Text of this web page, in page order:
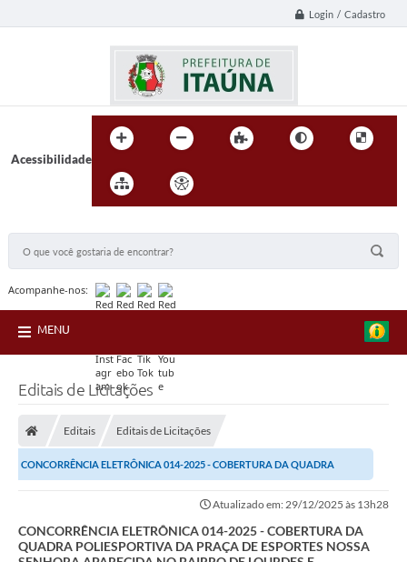
Login / Cadastro
Acessibilidade
Acompanhe-nos:
MENU
Editais de Licitações
Editais Editais de Licitações
CONCORRÊNCIA ELETRÔNICA 014-2025 - COBERTURA DA QUADRA
Atualizado em: 29/12/2025 às 13h28
CONCORRÊNCIA ELETRÔNICA 014-2025 - COBERTURA DA
QUADRA POLIESPORTIVA DA PRAÇA DE ESPORTES NOSSA